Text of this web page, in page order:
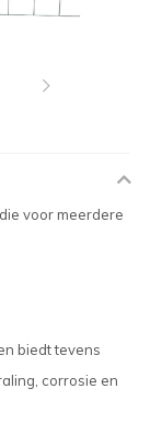
voor meerdere
biedt tevens
corrosie en